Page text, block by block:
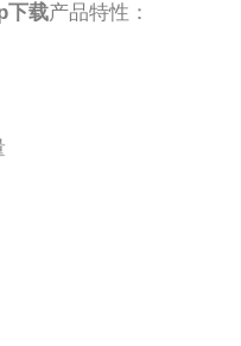
下载产品特性：